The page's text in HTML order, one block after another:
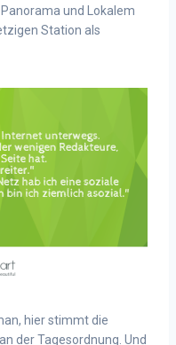
und Lokalem
Station als
hier stimmt die
der Tagesordnung. Und